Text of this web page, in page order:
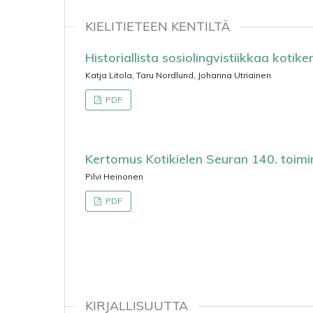
KIELITIETEEN KENTILTÄ
Historiallista sosiolingvistiikkaa
Katja Litola, Taru Nordlund, Johanna Utriainen
PDF
Kertomus Kotikielen Seuran 140.
Pilvi Heinonen
PDF
KIRJALLISUUTTA